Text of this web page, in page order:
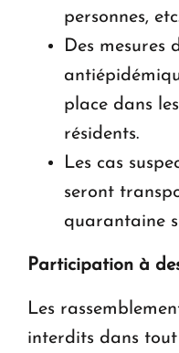
personnes,
Des mesures
place dans
résidents.
Les cas
seront
quarantaine
Participation à
Les
interdits dans